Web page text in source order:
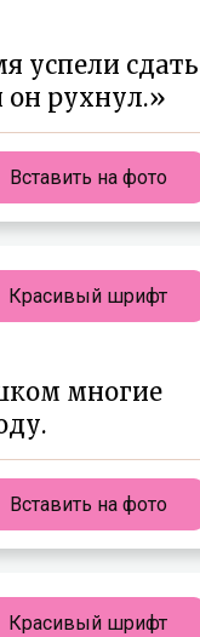
успели сдать
он рухнул.»
Вставить на фото
многие
Вставить на фото
Красивый шрифт
Красивый шрифт